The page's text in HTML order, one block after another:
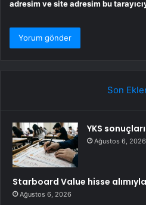
adresim ve site adresim bu
Son
YKS
Ağustos 6, 2026
Starboard Value hisse
Ağustos 6, 2026